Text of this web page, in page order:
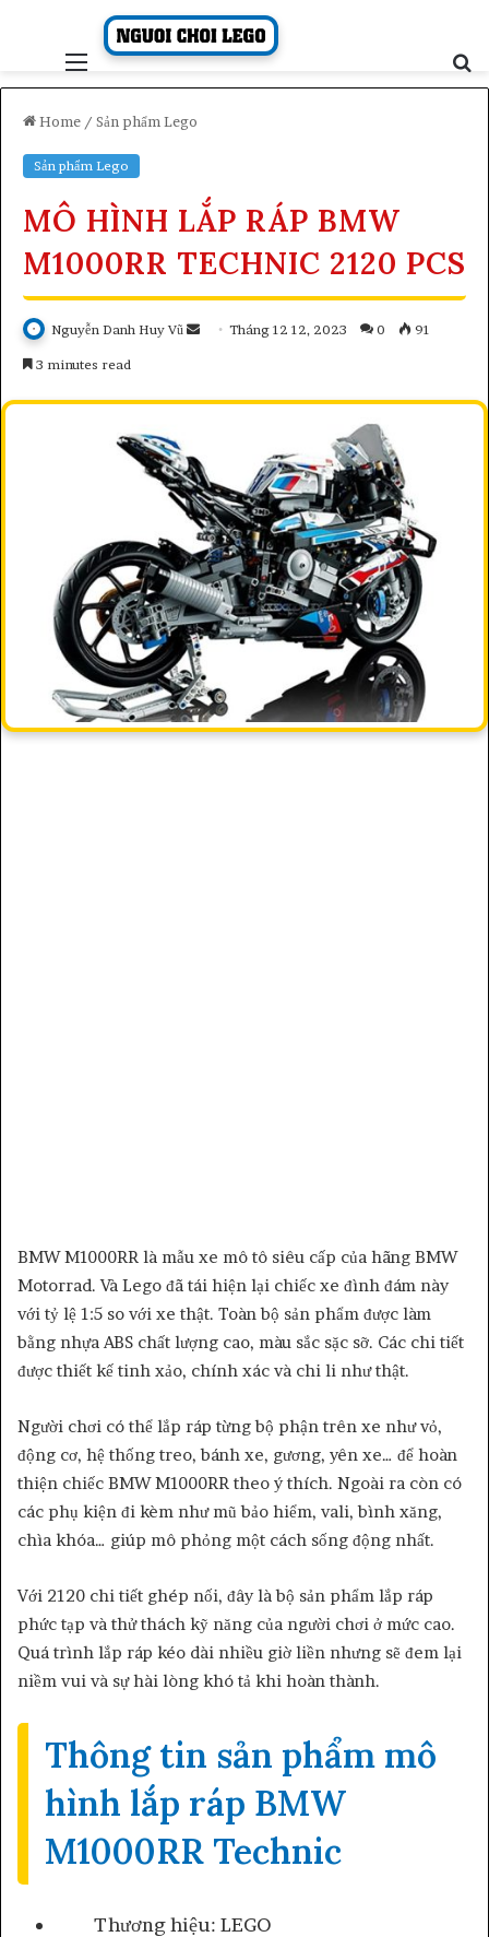
Menu
Home / Sản phẩm Lego
Sản phẩm Lego
MÔ HÌNH LẮP RÁP BMW
M1000RR TECHNIC 2120 PCS
Nguyễn Danh Huy Vũ
SendTháng 12 12, 2023 0 91
3 minutes read
BMW M1000RR là mẫu xe mô tô siêu cấp của hãng BMW
Motorrad. Và Lego đã tái hiện lại chiếc xe đình đám này
với tỷ lệ 1:5 so với xe thật. Toàn bộ sản phẩm được làm
bằng nhựa ABS chất lượng cao, màu sắc sặc sỡ. Các chi tiết
được thiết kế tinh xảo, chính xác và chi li như thật.
Người chơi có thể lắp ráp từng bộ phận trên xe như vỏ,
động cơ, hệ thống treo, bánh xe, gương, yên xe… để hoàn
thiện chiếc BMW M1000RR theo ý thích. Ngoài ra còn có
các phụ kiện đi kèm như mũ bảo hiểm, vali, bình xăng,
chìa khóa… giúp mô phỏng một cách sống động nhất.
Với 2120 chi tiết ghép nối, đây là bộ sản phẩm lắp ráp
phức tạp và thử thách kỹ năng của người chơi ở mức cao.
Quá trình lắp ráp kéo dài nhiều giờ liền nhưng sẽ đem lại
niềm vui và sự hài lòng khó tả khi hoàn thành.
Thông tin sản phẩm mô
hình lắp ráp BMW
M1000RR Technic
Thương hiệu: LEGO